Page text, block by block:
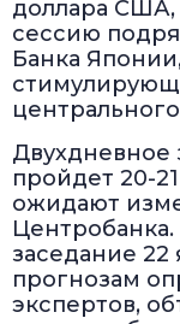
доллара
сессию
Банка
Двухдневное
пройдет 20-
ожидают
заседание 22
прогнозам
экспертов,